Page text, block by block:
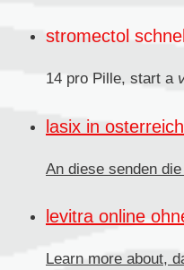
stromectol
14 pro Pille, start a
lasix in
An diese senden
levitra online
Learn more about,